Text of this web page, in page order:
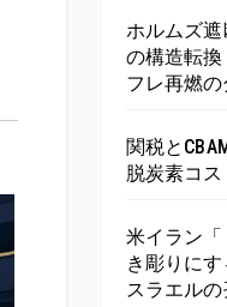
ホルムズ
の構造転
フレ再燃
関税と
脱炭素コ
米イラン
き彫りに
スラエルの